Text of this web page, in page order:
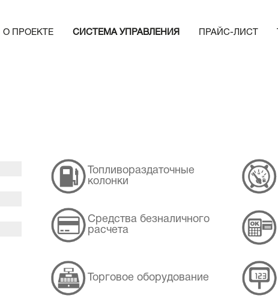
О ПРОЕКТЕ СИСТЕМА УПРАВЛЕНИЯ ПРАЙС-ЛИСТ
Топливораздаточные
колонки
Средства безналичного
расчета
Торговое оборудование